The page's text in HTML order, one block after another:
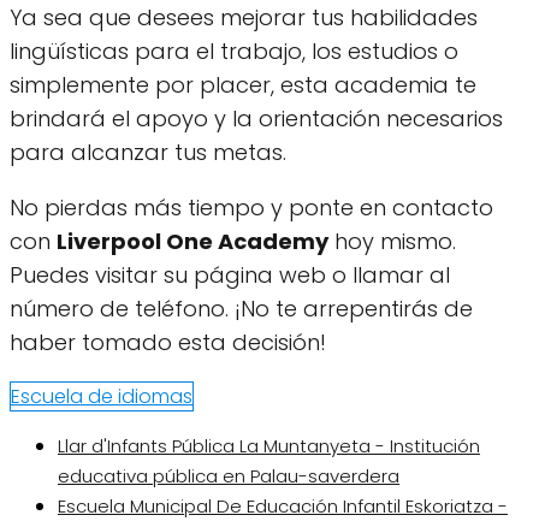
Ya sea que desees mejorar tus habilidades
lingüísticas para el trabajo, los estudios o
simplemente por placer, esta academia te
brindará el apoyo y la orientación necesarios
para alcanzar tus metas.
No pierdas más tiempo y ponte en contacto
con Liverpool One Academyhoy mismo.
Puedes visitar su página web o llamar al
número de teléfono. ¡No te arrepentirás de
haber tomado esta decisión!
Escuela de idiomas
Llar d'Infants Pública La Muntanyeta - Institución
educativa pública en Palau-saverdera
Escuela Municipal De Educación Infantil Eskoriatza -